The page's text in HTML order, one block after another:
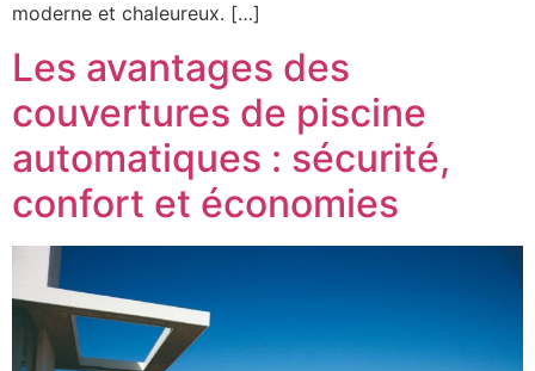
moderne et chaleureux. […]
Les avantages des
couvertures de piscine
automatiques : sécurité,
confort et économies